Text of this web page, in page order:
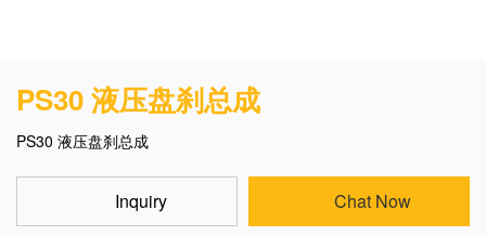
PS30 液压盘刹总成
PS30 液压盘刹总成
Inquiry Chat Now